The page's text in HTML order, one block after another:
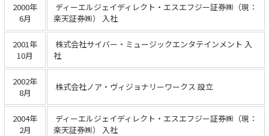
2000年
6月
ディーエルジェイディレクト・エスエフジー証券㈱（現：
楽天証券㈱） 入社
2001年
10月
株式会社サイバー・ミュージックエンタテインメント 入
社
2002年
8月
株式会社ノア・ヴィジョナリーワークス 設立
2004年
2月
ディーエルジェイディレクト・エスエフジー証券㈱（現：
楽天証券㈱） 入社